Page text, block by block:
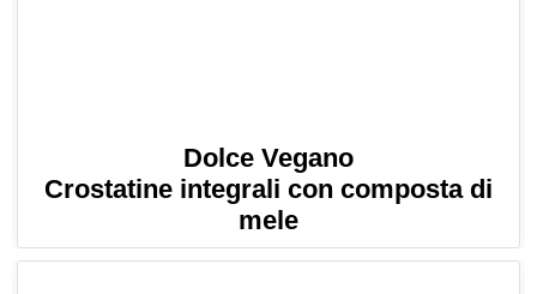
Dolce Vegano
Crostatine integrali con composta di
mele